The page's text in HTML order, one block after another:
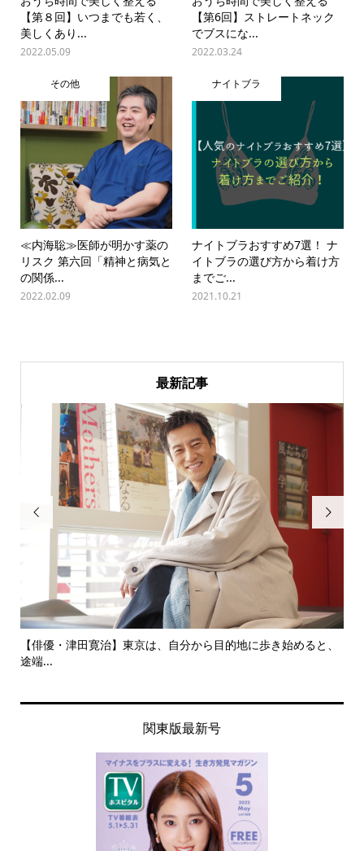
【第８回】いつまでも若く、
美しくあり...
2022.05.09
【第6回】ストレートネック
でブスにな...
2022.03.24
その他
≪内海聡≫医師が明かす薬の
リスク 第六回「精神と病気と
の関係...
2022.02.09
ナイトブラ
ナイトブラおすすめ7選！ ナ
イトブラの選び方から着け方
までご...
2021.10.21
最新記事

【俳優・津田寛治】東京は、自分から目的地に歩き始めると、
途端...

関東版最新号